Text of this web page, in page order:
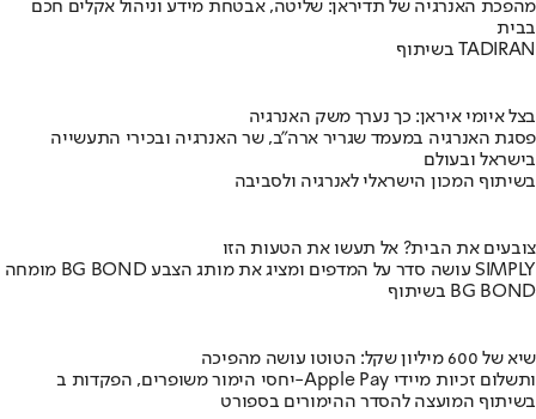
מהפכת האנרגיה של תדיראן: שליטה, אבטחת מידע וניהול אקלים חכם
בבית
בשיתוף TADIRAN
בצל איומי איראן: כך נערך משק האנרגיה
פסגת האנרגיה במעמד שגריר ארה"ב, שר האנרגיה ובכירי התעשייה
בישראל ובעולם
בשיתוף המכון הישראלי לאנרגיה ולסביבה
צובעים את הבית? אל תעשו את הטעות הזו
מומחה BG BOND עושה סדר על המדפים ומציג את מותג הצבע SIMPLY
בשיתוף BG BOND
שיא של 600 מיליון שקל: הטוטו עושה מהפיכה
יחסי הימור משופרים, הפקדות ב-Apple Pay ותשלום זכיות מיידי
בשיתוף המועצה להסדר ההימורים בספורט